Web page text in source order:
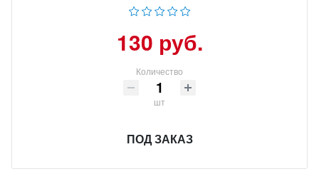
130 руб.
Количество
шт
ПОД ЗАКАЗ